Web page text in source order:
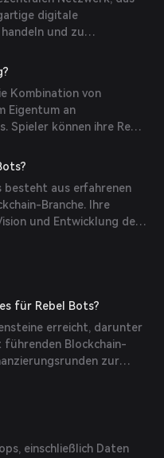
digitale
und zu
Technologie, um
Transaktionen zu
Kombination von
Eigentum an
Spieler können ihre Rebel
jeder mit
was eine
besteht aus erfahrenen
Branche. Ihre
und Entwicklung des
Landschaft zu
für Rebel Bots?
erreicht, darunter
Blockchain-
zur
und Benutzererfahrung.
einschließlich Daten